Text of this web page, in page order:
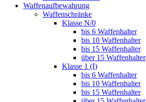
Waffenaufbewahrung
Waffenschränke
Klasse N/0
bis 6 Waffenhalter
bis 10 Waffenhalter
bis 15 Waffenhalter
über 15 Waffenhalter
Klasse 1 (I)
bis 6 Waffenhalter
bis 10 Waffenhalter
bis 15 Waffenhalter